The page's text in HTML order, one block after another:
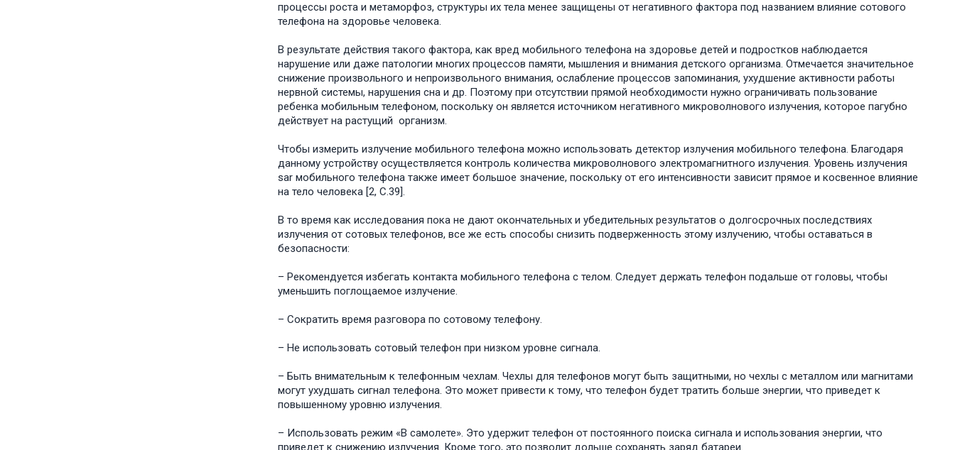
процессы роста и метаморфоз, структуры их тела менее защищены от негативного фактора под названием влияние сотового
телефона на здоровье человека.
В результате действия такого фактора, как вред мобильного телефона на здоровье детей и подростков наблюдается
нарушение или даже патологии многих процессов памяти, мышления и внимания детского организма. Отмечается значительное
снижение произвольного и непроизвольного внимания, ослабление процессов запоминания, ухудшение активности работы
нервной системы, нарушения сна и др. Поэтому при отсутствии прямой необходимости нужно ограничивать пользование
ребенка мобильным телефоном, поскольку он является источником негативного микроволнового излучения, которое пагубно
действует на растущий организм.
Чтобы измерить излучение мобильного телефона можно использовать детектор излучения мобильного телефона. Благодаря
данному устройству осуществляется контроль количества микроволнового электромагнитного излучения. Уровень излучения
sar мобильного телефона также имеет большое значение, поскольку от его интенсивности зависит прямое и косвенное влияние
на тело человека [2, C.39].
В то время как исследования пока не дают окончательных и убедительных результатов о долгосрочных последствиях
излучения от сотовых телефонов, все же есть способы снизить подверженность этому излучению, чтобы оставаться в
безопасности:
– Рекомендуется избегать контакта мобильного телефона с телом. Следует держать телефон подальше от головы, чтобы
уменьшить поглощаемое излучение.
– Сократить время разговора по сотовому телефону.
– Не использовать сотовый телефон при низком уровне сигнала.
– Быть внимательным к телефонным чехлам. Чехлы для телефонов могут быть защитными, но чехлы с металлом или магнитами
могут ухудшать сигнал телефона. Это может привести к тому, что телефон будет тратить больше энергии, что приведет к
повышенному уровню излучения.
– Использовать режим «В самолете». Это удержит телефон от постоянного поиска сигнала и использования энергии, что
приведет к снижению излучения. Кроме того, это позволит дольше сохранять заряд батареи.